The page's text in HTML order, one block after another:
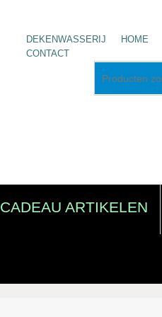
DEKENWASSERIJ HOME
CONTACT
CADEAU ARTIKELEN